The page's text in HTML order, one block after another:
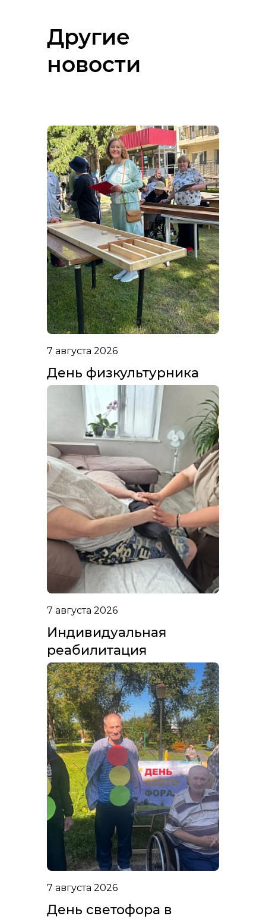
Другие
новости
7 августа 2026
День физкультурника
7 августа 2026
Индивидуальная
реабилитация
7 августа 2026
День светофора в